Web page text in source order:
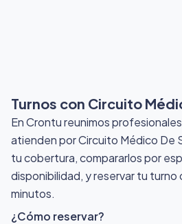
Turnos con Circuito
En Crontu reunimos
atienden por Circuito Médico De
tu cobertura, compararlos por
disponibilidad, y reservar tu turno
minutos.
¿Cómo reservar?